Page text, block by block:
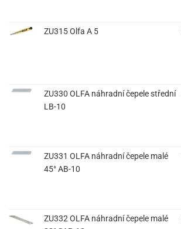
ZU315 Olfa A 5
ZU330 OLFA náhradní čepele střední
LB-10
ZU331 OLFA náhradní čepele malé
45° AB-10
ZU332 OLFA náhradní čepele malé